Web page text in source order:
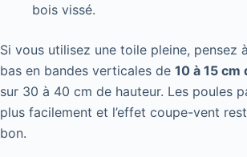
bois vissé.
Si vous utilisez une toile pleine, pensez
bas en bandes verticales de 10 à 15 cm
sur 30 à 40 cm de hauteur. Les poules
plus facilement et l’effet coupe-vent
bon.